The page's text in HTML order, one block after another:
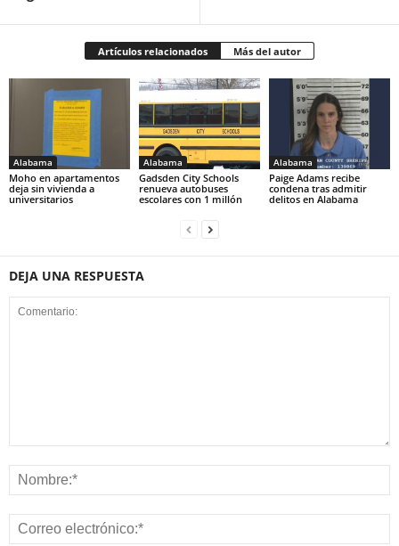
Artículos relacionados Más del autor
Alabama
Moho en apartamentos
deja sin vivienda a
universitarios
Alabama
Gadsden City Schools
renueva autobuses
escolares con 1 millón
Alabama
Paige Adams recibe
condena tras admitir
delitos en Alabama
DEJA UNA RESPUESTA